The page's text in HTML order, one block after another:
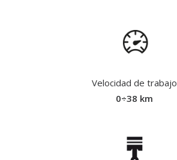
Velocidad de trabajo
0÷38 km